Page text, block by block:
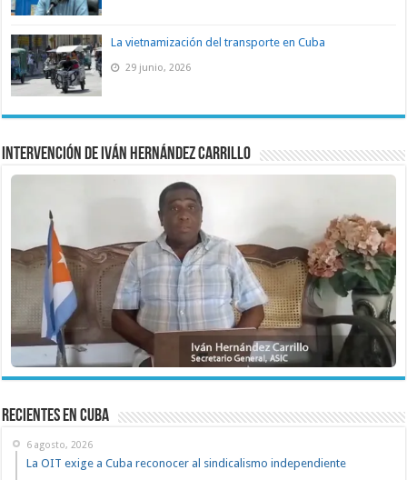
La vietnamización del transporte en Cuba
29 junio, 2026
Intervención de Iván Hernández Carrillo
recientes en cuba
6 agosto, 2026
La OIT exige a Cuba reconocer al sindicalismo independiente